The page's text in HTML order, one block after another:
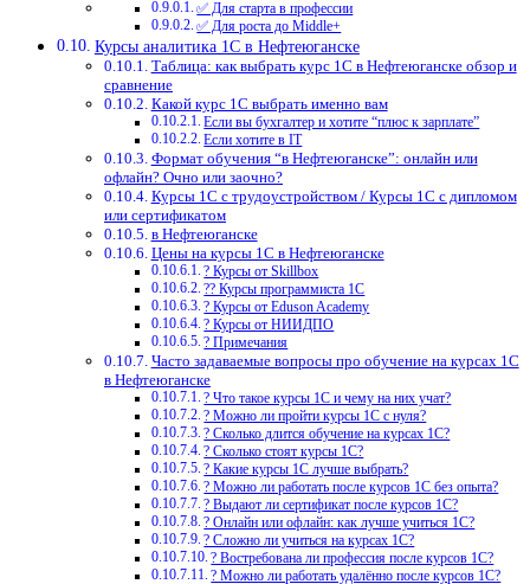
✅ Для старта в профессии
✅ Для роста до Middle+
Курсы аналитика 1С в Нефтеюганске
Таблица: как выбрать курс 1С в Нефтеюганске обзор и
сравнение
Какой курс 1С выбрать именно вам
Если вы бухгалтер и хотите “плюс к зарплате”
Если хотите в IT
Формат обучения “в Нефтеюганске”: онлайн или
офлайн? Очно или заочно?
Курсы 1С с трудоустройством / Курсы 1С с дипломом
или сертификатом
в Нефтеюганске
Цены на курсы 1С в Нефтеюганске
? Курсы от Skillbox
?‍? Курсы программиста 1С
? Курсы от Eduson Academy
? Курсы от НИИДПО
? Примечания
Часто задаваемые вопросы про обучение на курсах 1С
в Нефтеюганске
? Что такое курсы 1С и чему на них учат?
? Можно ли пройти курсы 1С с нуля?
? Сколько длится обучение на курсах 1С?
? Сколько стоят курсы 1С?
? Какие курсы 1С лучше выбрать?
? Можно ли работать после курсов 1С без опыта?
? Выдают ли сертификат после курсов 1С?
? Онлайн или офлайн: как лучше учиться 1С?
? Сложно ли учиться на курсах 1С?
? Востребована ли профессия после курсов 1С?
? Можно ли работать удалённо после курсов 1С?